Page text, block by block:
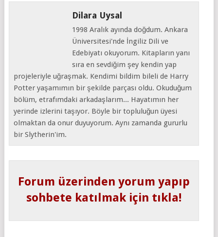
Dilara Uysal
1998 Aralık ayında doğdum. Ankara
Üniversitesi'nde İngiliz Dili ve
Edebiyatı okuyorum. Kitapların yanı
sıra en sevdiğim şey kendin yap
projeleriyle uğraşmak. Kendimi bildim bileli de Harry
Potter yaşamımın bir şekilde parçası oldu. Okuduğum
bölüm, etrafımdaki arkadaşlarım... Hayatımın her
yerinde izlerini taşıyor. Böyle bir topluluğun üyesi
olmaktan da onur duyuyorum. Aynı zamanda gururlu
bir Slytherin'im.
Forum üzerinden yorum yapıp
sohbete katılmak için tıkla!